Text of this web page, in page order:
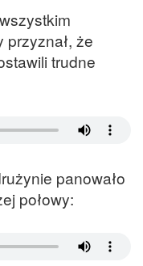
że
trudne
panowało
połowy: